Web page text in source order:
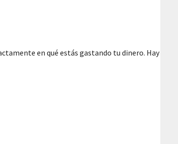
en qué estás gastando tu dinero. Hay